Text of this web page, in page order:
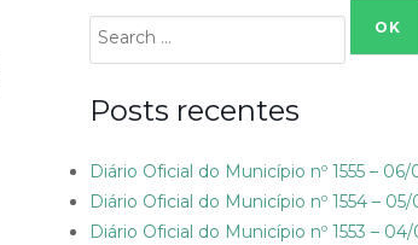
Search
for:
Posts recentes
Diário Oficial do Município nº 1555 –
Diário Oficial do Município nº 1554 –
Diário Oficial do Município nº 1553 –